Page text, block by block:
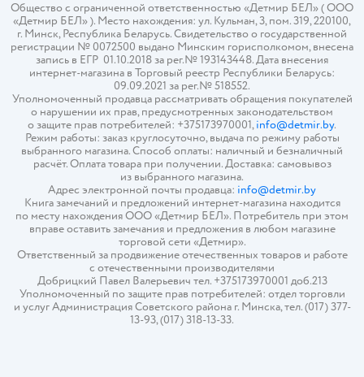
Общество с ограниченной ответственностью «Детмир БЕЛ» ( ООО
«Детмир БЕЛ» ). Место нахождения: ул. Кульман, 3, пом. 319, 220100,
г. Минск, Республика Беларусь. Свидетельство о государственной
регистрации № 0072500 выдано Минским горисполкомом, внесена
запись в ЕГР 01.10.2018 за рег.№ 193143448. Дата внесения
интернет-магазина в Торговый реестр Республики Беларусь:
09.09.2021 за рег.№ 518552.
Уполномоченный продавца рассматривать обращения покупателей
о нарушении их прав, предусмотренных законодательством
о защите прав потребителей: +375173970001,info@detmir.by.
Режим работы: заказ круглосуточно, выдача по режиму работы
выбранного магазина. Способ оплаты: наличный и безналичный
расчёт. Оплата товара при получении. Доставка: самовывоз
из выбранного магазина.
Адрес электронной почты продавца: info@detmir.by
Книга замечаний и предложений интернет-магазина находится
по месту нахождения ООО «Детмир БЕЛ». Потребитель при этом
вправе оставить замечания и предложения в любом магазине
торговой сети «Детмир».
Ответственный за продвижение отечественных товаров и работе
с отечественными производителями
Добрицкий Павел Валерьевич тел. +375173970001 доб.213
Уполномоченный по защите прав потребителей: отдел торговли
и услуг Администрация Советского района г. Минска, тел. (017) 377-
13-93, (017) 318-13-33.